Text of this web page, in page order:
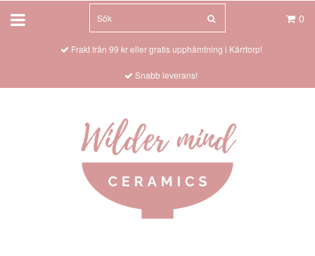
0
Frakt från 99 kr eller gratis upphämtning i Kärrtorp!
Snabb leverans!